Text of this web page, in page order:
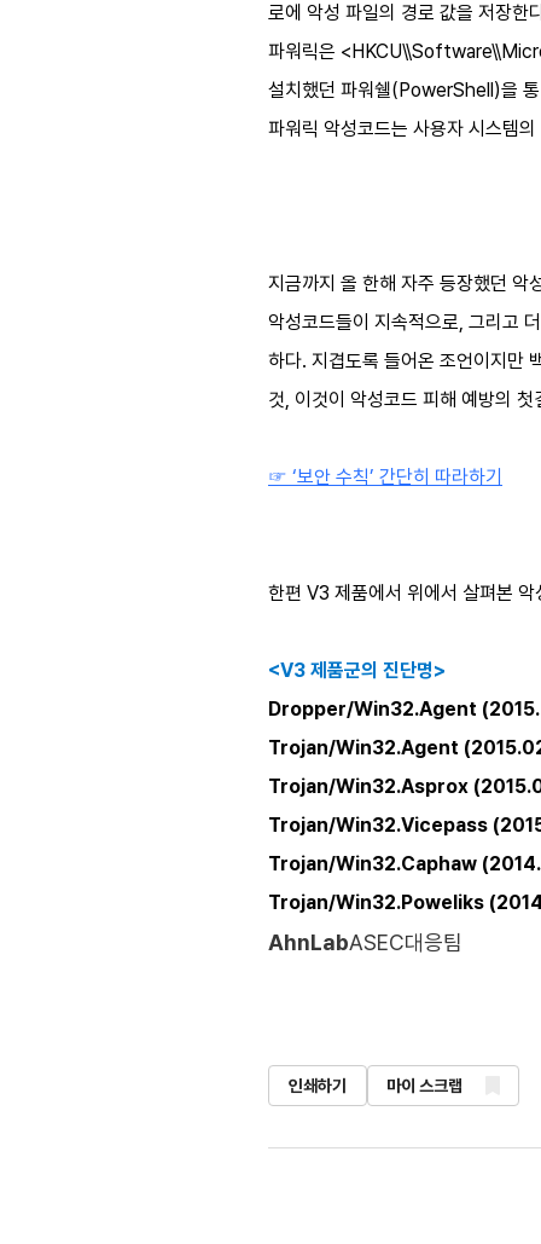
로에 악성 파일의 경로 값을 저장
파워릭은
설치했던 파워쉘(PowerShell)을 통
파워릭 악성코드는 사용자 시스템
지금까지 올 한해 자주 등장했던 악
악성코드들이 지속적으로, 그리고
하다. 지겹도록 들어온 조언이지만
것, 이것이 악성코드 피해 예방의
☞ ‘보안 수칙’ 간단히 따라하기
한편 V3 제품에서 위에서 살펴본
<V3 제품군의 진단명>
Dropper/Win32.Agent
Trojan/Win32.Agent
Trojan/Win32.Asprox
Trojan/Win32.Vicepass
Trojan/Win32.Caphaw
Trojan/Win32.Poweliks
AhnLabASEC대응팀
인쇄하기 마이 스크랩